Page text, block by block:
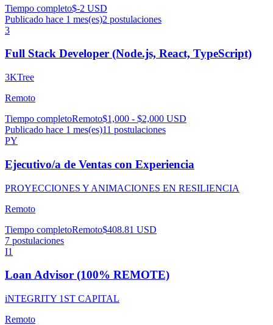
Tiempo completo$-2 USD
Publicado hace 1 mes(es)2 postulaciones
3
Full Stack Developer (Node.js, React, TypeScript)
3KTree
Remoto
Tiempo completoRemoto$1,000 - $2,000 USD
Publicado hace 1 mes(es)11 postulaciones
PY
Ejecutivo/a de Ventas con Experiencia
PROYECCIONES Y ANIMACIONES EN RESILIENCIA
Remoto
Tiempo completoRemoto$408.81 USD
7 postulaciones
I1
Loan Advisor (100% REMOTE)
iNTEGRITY 1ST CAPITAL
Remoto